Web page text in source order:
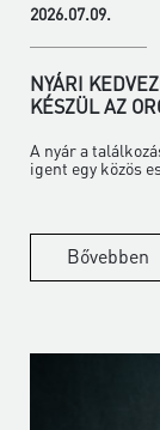
2026.07.09.
NYÁRI
KÉSZÜL AZ
A nyár a
igent egy közös
Bővebben